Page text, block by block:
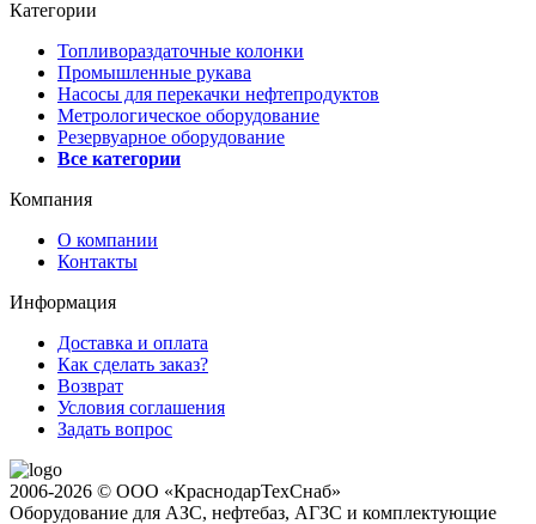
Категории
Топливораздаточные колонки
Промышленные рукава
Насосы для перекачки нефтепродуктов
Метрологическое оборудование
Резервуарное оборудование
Все категории
Компания
О компании
Контакты
Информация
Доставка и оплата
Как сделать заказ?
Возврат
Условия соглашения
Задать вопрос
2006-2026 © ООО «КраснодарТехСнаб»
Оборудование для АЗС, нефтебаз, АГЗС и комплектующие